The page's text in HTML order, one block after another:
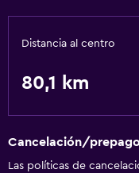
Distancia al centro
80,1 km
Cancelación/prepago
Las políticas de